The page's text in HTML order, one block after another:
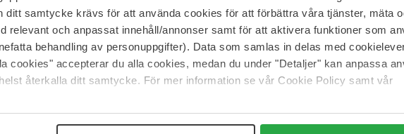
ditt samtycke krävs för att använda cookies för att förbättra våra tjänster, mäta
relevant och anpassat innehåll/annonser samt för att aktivera funktioner som
behandling av personuppgifter). Data som samlas in delas med
cookies" accepterar du alla cookies, medan du under "Detaljer" kan anpassa
återkalla ditt samtycke. För mer information se vår Cookie Policy samt vår
The Beauty Edit
Jobb hos oss
Samarbeidspartner
Spor bestillingen min
Retur og reklamasjon
Blush har blitt
Nordicfeel